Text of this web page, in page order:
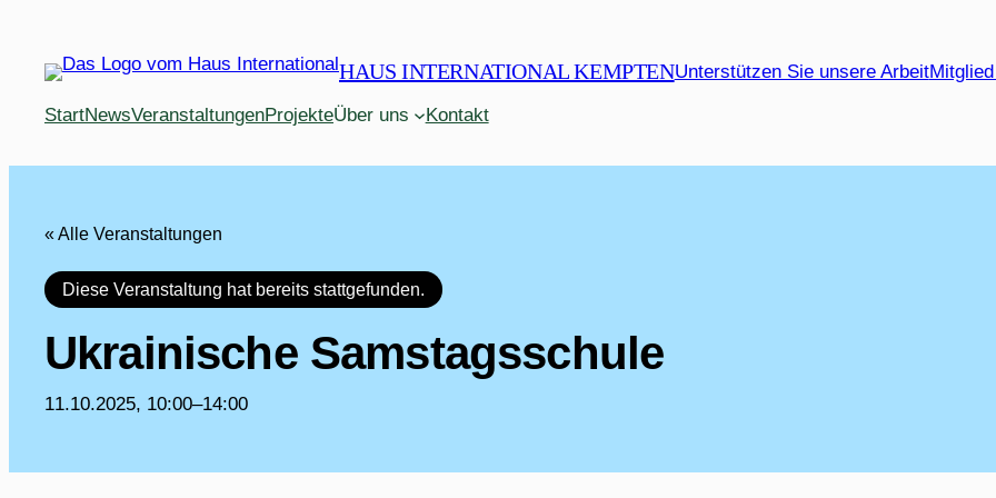
HAUS INTERNATIONAL KEMPTENUnterstützen Sie unsere Arbeit
StartNewsVeranstaltungenProjekteÜber uns Kontakt
« Alle Veranstaltungen
Diese Veranstaltung hat bereits stattgefunden.
Ukrainische Samstagsschule
11.10.2025, 10:00–14:00